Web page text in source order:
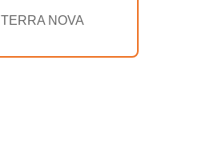
TERRA NOVA